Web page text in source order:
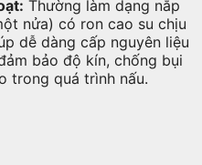
Thường làm dạng nắp
nửa) có ron cao su chịu
dễ dàng cấp nguyên liệu
bảo độ kín, chống bụi
trong quá trình nấu.